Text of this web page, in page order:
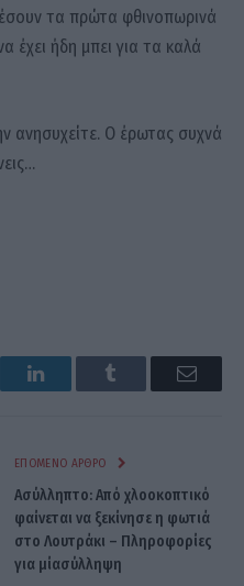
τα πρώτα φθινοπωρινά
έχει ήδη μπει για τα καλά
ανησυχείτε. Ο έρωτας συχνά
LinkedInTumblr Email
ΕΠΌΜΕΝΟ ΆΡΘΡΟ
Ασύλληπτο: Από χλοοκοπτικό
φαίνεται να ξεκίνησε η φωτιά
στο Λουτράκι – Πληροφορίες
για μίασύλληψη